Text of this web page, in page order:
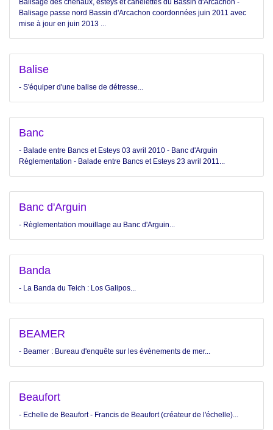
Balisage des chenaux, esteys et canelettes du Bassin d'Arcachon -
Balisage passe nord Bassin d'Arcachon coordonnées juin 2011 avec
mise à jour en juin 2013 ...
Balise
- S'équiper d'une balise de détresse...
Banc
- Balade entre Bancs et Esteys 03 avril 2010 - Banc d'Arguin
Règlementation - Balade entre Bancs et Esteys 23 avril 2011...
Banc d'Arguin
- Règlementation mouillage au Banc d'Arguin...
Banda
- La Banda du Teich : Los Galipos...
BEAMER
- Beamer : Bureau d'enquête sur les évènements de mer...
Beaufort
- Echelle de Beaufort - Francis de Beaufort (créateur de l'échelle)...